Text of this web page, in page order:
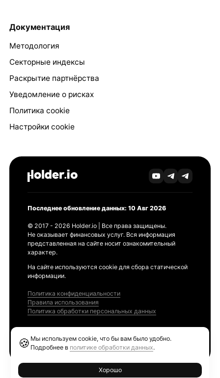
Документация
Методология
Секторные индексы
Раскрытие партнёрства
Уведомление о рисках
Политика cookie
Настройки cookie
Последнее обновление данных: 10 Авг 2026
© 2017 - 2026 Holder.io | Все права защищены.
Не оказывает финансовых услуг. Вся информация
представленная на сайте носит ознакомительный
характер.
На сайте используются cookie для сбора статической
информации.
Политика конфиденциальности
Правила использования
Политика обработки персональных данных
🍪 Мы используем cookie, что бы вам было удобно.
Подробнее в политике обработки данных.
Хорошо
Ethereum GAS Tracker